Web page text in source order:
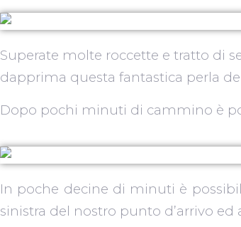
Superate molte roccette e tratto di
dapprima questa fantastica perla
Dopo pochi minuti di cammino è
In poche decine di minuti è
sinistra del nostro punto d’arrivo